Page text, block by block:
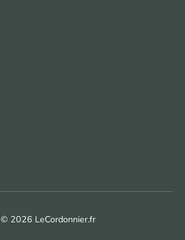
© 2026 LeCordonnier.fr